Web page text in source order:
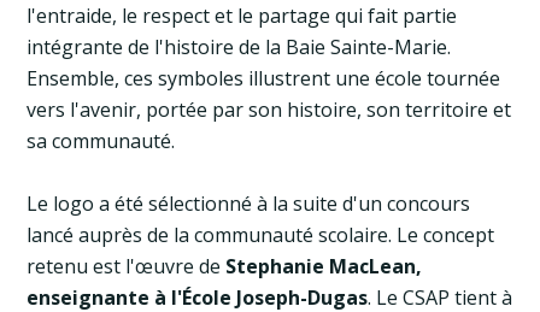
l'entraide, le respect et le partage qui fait partie
intégrante de l'histoire de la Baie Sainte-Marie.
Ensemble, ces symboles illustrent une école tournée
vers l'avenir, portée par son histoire, son territoire et
sa communauté.
Le logo a été sélectionné à la suite d'un concours
lancé auprès de la communauté scolaire. Le concept
retenu est l'œuvre de Stephanie MacLean,
enseignante à l'École Joseph-Dugas. Le CSAP tient à